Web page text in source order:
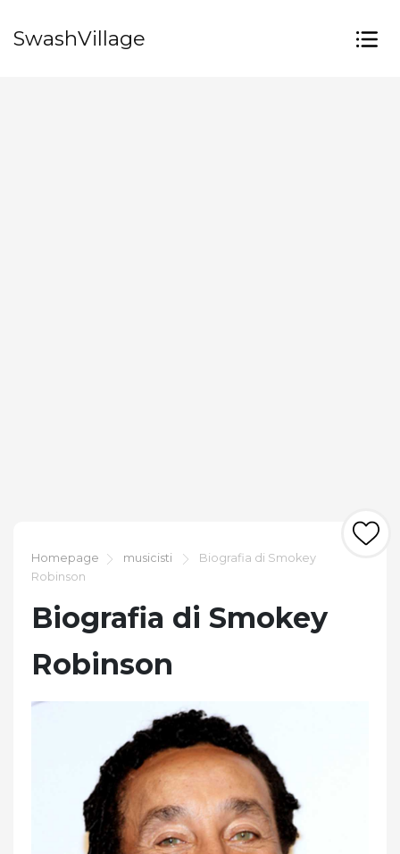
SwashVillage
Homepage musicisti
Biografia di Smokey
Robinson
Biografia di Smokey
Robinson